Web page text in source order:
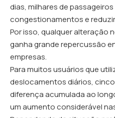
dias, milhares de
congestionamentos e
Por isso, qualquer alteração
ganha grande repercussão
empresas.
Para muitos usuários que
deslocamentos diários,
diferença acumulada ao
um aumento considerável